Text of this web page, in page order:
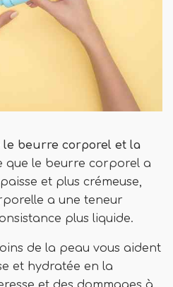
beurre corporel et la
que le beurre corporel a
et plus crémeuse,
a une teneur
plus liquide.
de la peau vous aident
et hydratée en la